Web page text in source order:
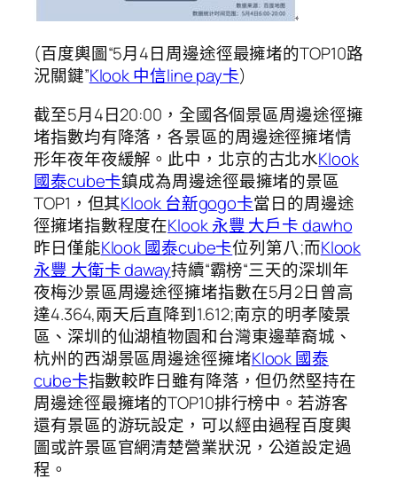
(百度輿圖“5月4日周邊途徑最擁堵的TOP10路
況關鍵”Klook 中信line pay卡)
截至5月4日20:00，全國各個景區周邊途徑擁
堵指數均有降落，各景區的周邊途徑擁堵情
形年夜年夜緩解。此中，北京的古北水Klook
國泰cube卡鎮成為周邊途徑最擁堵的景區
TOP1，但其Klook 台新gogo卡當日的周邊途
徑擁堵指數程度在Klook 永豐 大戶卡 dawho
昨日僅能Klook 國泰cube卡位列第八;而Klook
永豐 大衛卡 daway持續“霸榜“三天的深圳年
夜梅沙景區周邊途徑擁堵指數在5月2日曾高
達4.364,兩天后直降到1.612;南京的明孝陵景
區、深圳的仙湖植物園和台灣東邊華裔城、
杭州的西湖景區周邊途徑擁堵Klook 國泰
cube卡指數較昨日雖有降落，但仍然堅持在
周邊途徑最擁堵的TOP10排行榜中。若游客
還有景區的游玩設定，可以經由過程百度輿
圖或許景區官網清楚營業狀況，公道設定過
程。